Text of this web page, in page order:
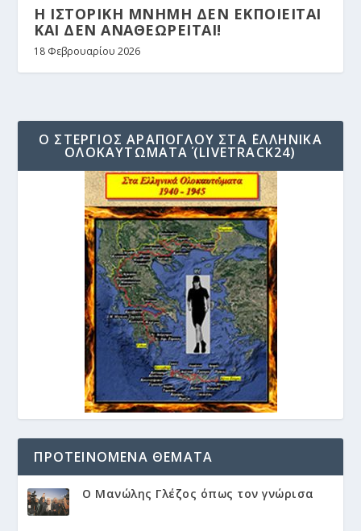
Η ΙΣΤΟΡΙΚΗ ΜΝΗΜΗ ΔΕΝ ΕΚΠΟΙΕΙΤΑΙ
ΚΑΙ ΔΕΝ ΑΝΑΘΕΩΡΕΙΤΑΙ!
18 Φεβρουαρίου 2026
Ο ΣΤΈΡΓΙΟΣ ΑΡΆΠΟΓΛΟΥ ΣΤΑ ΄ΕΛΛΗΝΙΚΆ
ΟΛΟΚΑΥΤΏΜΑΤΑ΄ (LIVETRACK24)
ΠΡΟΤΕΙΝΌΜΕΝΑ ΘΈΜΑΤΑ
Ο Μανώλης Γλέζος όπως τον γνώρισα